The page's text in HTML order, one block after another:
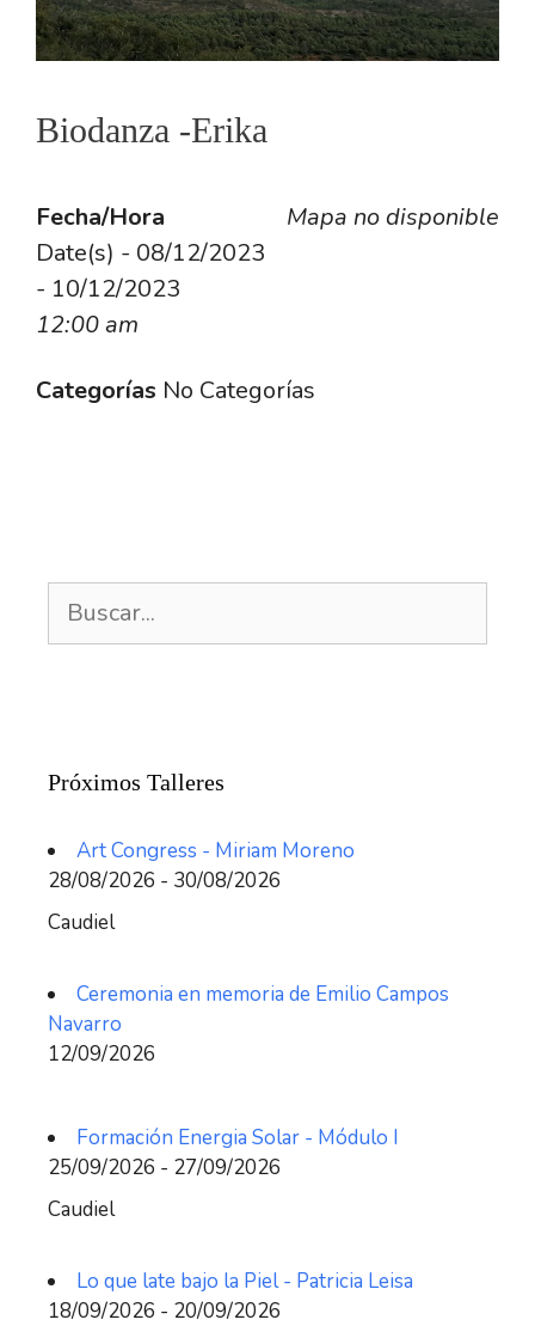
Biodanza -Erika
Mapa no disponible
Fecha/Hora
Date(s) - 08/12/2023
- 10/12/2023
12:00 am
Categorías No Categorías
Próximos Talleres
Art Congress - Miriam Moreno
28/08/2026 - 30/08/2026
Caudiel
Ceremonia en memoria de Emilio Campos
Navarro
12/09/2026
Formación Energia Solar - Módulo I
25/09/2026 - 27/09/2026
Caudiel
Lo que late bajo la Piel - Patricia Leisa
18/09/2026 - 20/09/2026